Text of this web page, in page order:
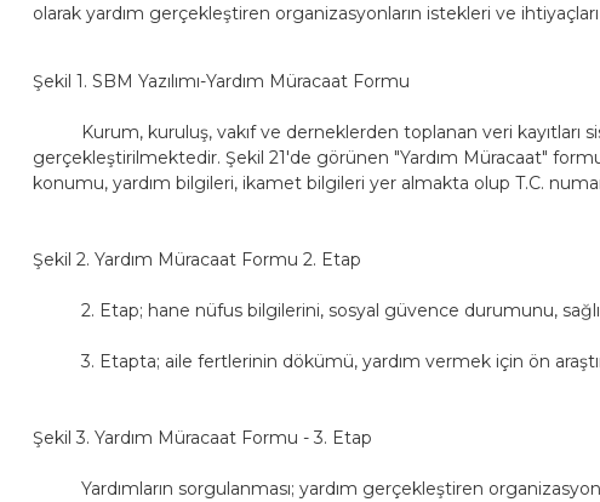
olarak yardım gerçekleştiren organizasyonların istekleri ve
Şekil 1. SBM Yazılımı-Yardım Müracaat Formu
Kurum, kuruluş, vakıf ve derneklerden toplanan veri kayıtları
gerçekleştirilmektedir. Şekil 21'de görünen "Yardım Müracaat"
konumu, yardım bilgileri, ikamet bilgileri yer almakta olup T.C.
Şekil 2. Yardım Müracaat Formu 2. Etap
2. Etap; hane nüfus bilgilerini, sosyal güvence durumunu,
3. Etapta; aile fertlerinin dökümü, yardım vermek için ön
Şekil 3. Yardım Müracaat Formu - 3. Etap
Yardımların sorgulanması; yardım gerçekleştiren